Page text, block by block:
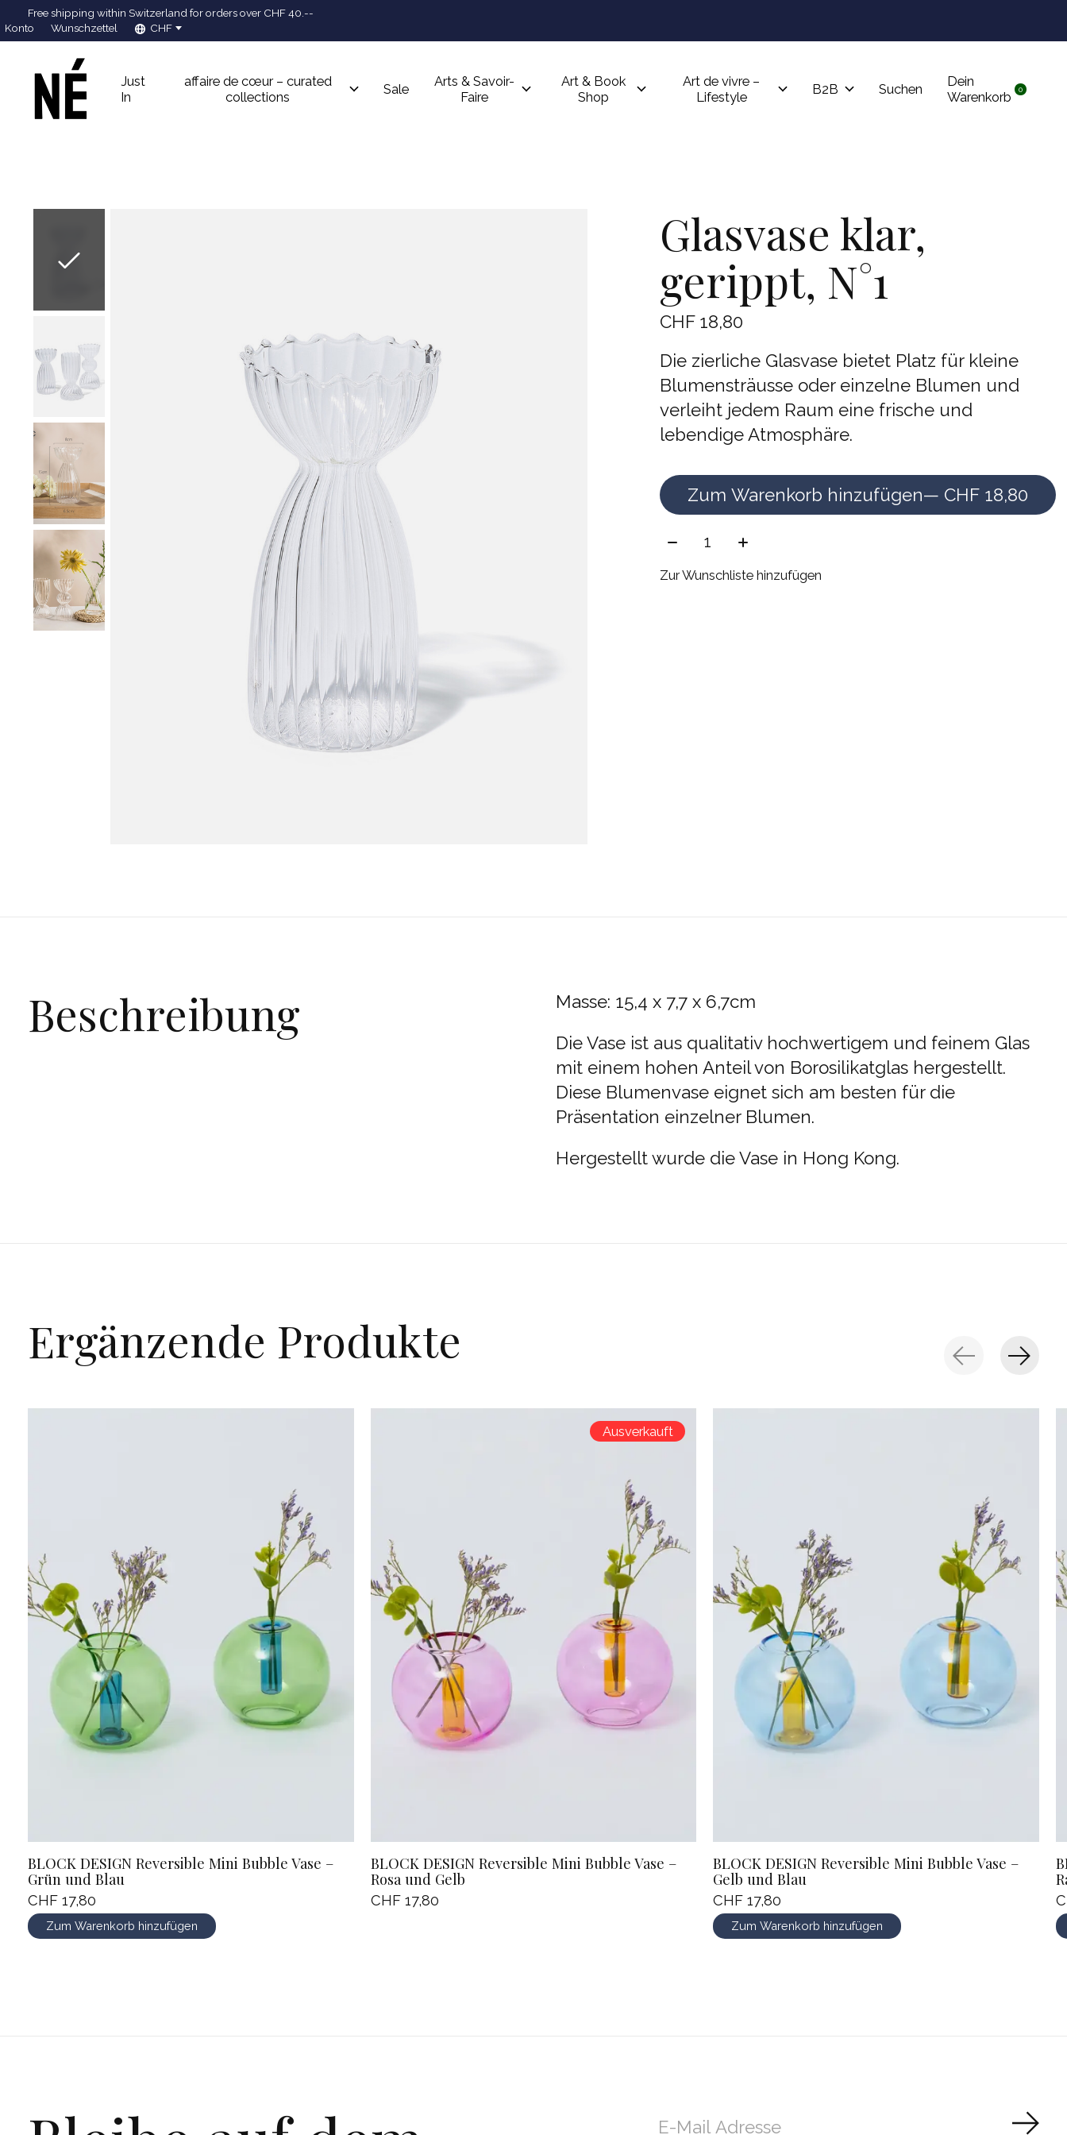
Free shipping within Switzerland for orders over CHF 40.--
Konto Wunschzettel CHF
Just
In
affaire de cœur – curated
collections
Sale
Arts & Savoir-
Faire
Art & Book
Shop
Art de vivre –
Lifestyle
B2B Suchen
Dein
Warenkorb
0items
Glasvase klar,
gerippt, N°1
CHF 18,80
Die zierliche Glasvase bietet Platz für kleine
Blumensträusse oder einzelne Blumen und
verleiht jedem Raum eine frische und
lebendige Atmosphäre.
Zum Warenkorb hinzufügen
— CHF 18,80
Menge:
Zur Wunschliste hinzufügen
Beschreibung
Masse: 15,4 x 7,7 x 6,7cm
Die Vase ist aus qualitativ hochwertigem und feinem Glas
mit einem hohen Anteil von Borosilikatglas hergestellt.
Diese Blumenvase eignet sich am besten für die
Präsentation einzelner Blumen.
Hergestellt wurde die Vase in Hong Kong.
Ergänzende Produkte
BLOCK DESIGN Reversible Mini Bubble Vase –
Grün und Blau
CHF 17,80
Zum Warenkorb hinzufügen
Ausverkauft
BLOCK DESIGN Reversible Mini Bubble Vase –
Rosa und Gelb
CHF 17,80
BLOCK DESIGN Reversible Mini Bubble Vase –
Gelb und Blau
CHF 17,80
Zum Warenkorb hinzufügen